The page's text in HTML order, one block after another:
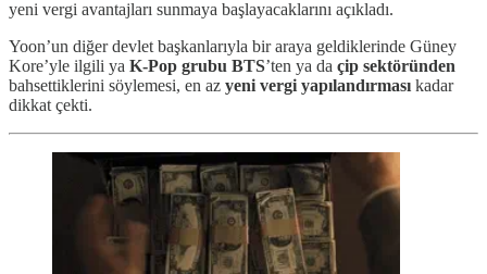
yeni vergi avantajları sunmaya başlayacaklarını açıkladı.
Yoon’un diğer devlet başkanlarıyla bir araya geldiklerinde Güney
Kore’yle ilgili ya K-Pop grubu BTS’ten ya da çip sektöründen
bahsettiklerini söylemesi, en az yeni vergi yapılandırması kadar
dikkat çekti.